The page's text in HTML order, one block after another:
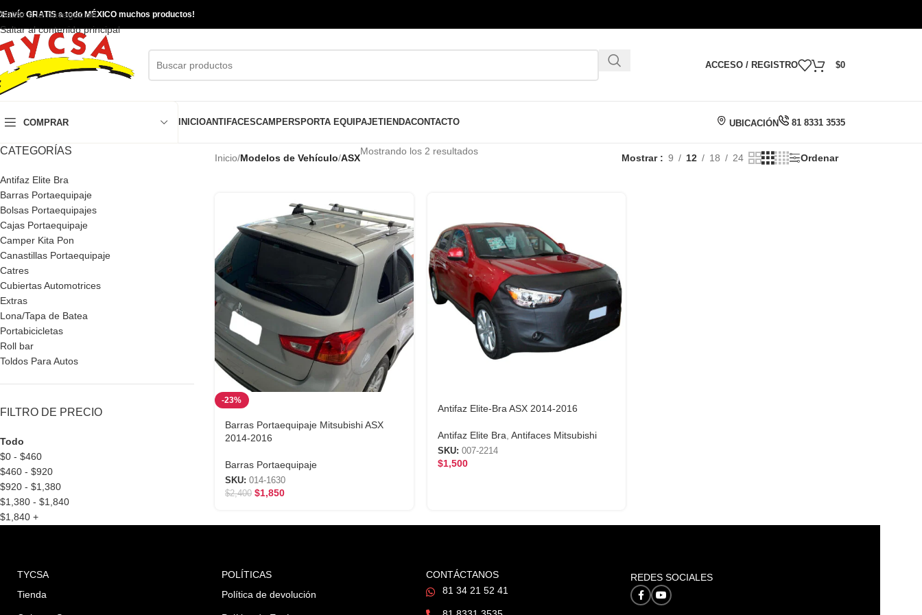
Saltar a la navegación
Saltar al contenido principal
Envío GRATIS a todo MÉXICO muchos productos!
ACCESO / REGISTRO $0
COMPRAR INICIOANTIFACESCAMPERS PORTA EQUIPAJETIENDACONTACTO UBICACIÓN 81 8331 3535
CATEGORÍAS
Antifaz Elite Bra
Barras Portaequipaje
Bolsas Portaequipajes
Cajas Portaequipaje
Camper Kita Pon
Canastillas Portaequipaje
Catres
Cubiertas Automotrices
Extras
Lona/Tapa de Batea
Portabicicletas
Roll bar
Toldos Para Autos
FILTRO DE PRECIO
Todo
$0 - $460
$460 - $920
$920 - $1,380
$1,380 - $1,840
$1,840 +
Inicio/Modelos de Vehículo/ASX
Mostrando los 2 resultados
Mostrar 9 12 18 24 Ordenar
-23%
Barras Portaequipaje Mitsubishi ASX
2014-2016
Barras Portaequipaje
SKU: 014-1630
$2,400 $1,850
Antifaz Elite-Bra ASX 2014-2016
Antifaz Elite Bra Antifaces Mitsubishi
SKU: 007-2214
$1,500
TYCSA
Tienda
POLÍTICAS
Política de devolución
CONTÁCTANOS
81 34 21 52 41
REDES SOCIALES